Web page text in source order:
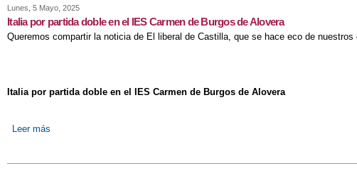
PRUEBAS LIBRES FP
Lunes, 5 Mayo, 2025
Italia por partida doble en el IES Carmen de Burgos de Alovera
Queremos compartir la noticia de El liberal de Castilla, que se hace eco de
Italia por partida doble en el IES Carmen de Burgos de Alovera
Leer más